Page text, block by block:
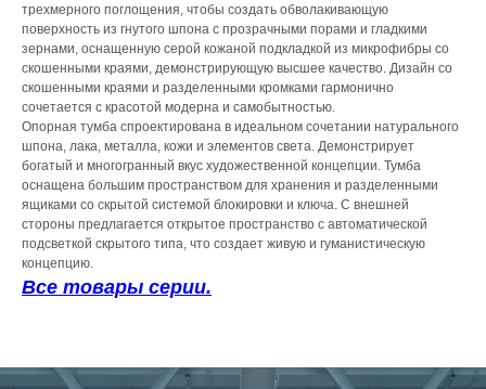
трехмерного поглощения, чтобы создать обволакивающую
поверхность из гнутого шпона с прозрачными порами и гладкими
зернами, оснащенную серой кожаной подкладкой из микрофибры со
скошенными краями, демонстрирующую высшее качество. Дизайн со
скошенными краями и разделенными кромками гармонично
сочетается с красотой модерна и самобытностью.
Опорная тумба спроектирована в идеальном сочетании натурального
шпона, лака, металла, кожи и элементов света. Демонстрирует
богатый и многогранный вкус художественной концепции. Тумба
оснащена большим пространством для хранения и разделенными
ящиками со скрытой системой блокировки и ключа. С внешней
стороны предлагается открытое пространство с автоматической
подсветкой скрытого типа, что создает живую и гуманистическую
концепцию.
Все товары серии.